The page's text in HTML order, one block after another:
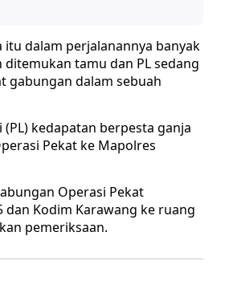
itu dalam perjalanannya banyak
tamu dan PL sedang
gabungan dalam sebuah
kedapatan berpesta ganja
Pekat ke Mapolres
Operasi Pekat
dan Kodim Karawang ke ruang
pemeriksaan.